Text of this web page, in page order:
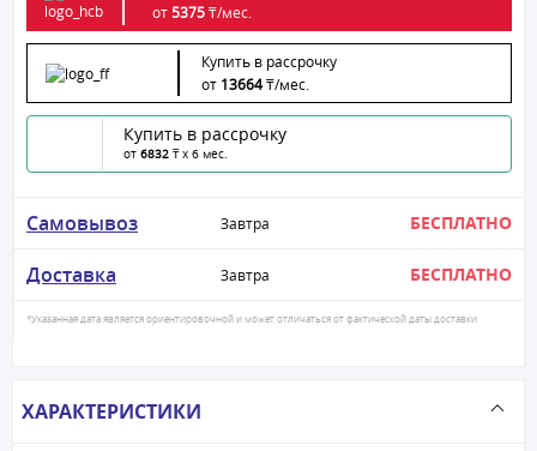
от5375₸/мес.
Купить в рассрочку
от 13664₸/мес.
Купить в рассрочку
от 6832 ₸ x 6 мес.
Самовывоз Завтра БЕСПЛАТНО
Доставка Завтра БЕСПЛАТНО
*Указанная дата является ориентировочной и может отличаться от фактической даты доставки
ХАРАКТЕРИСТИКИ